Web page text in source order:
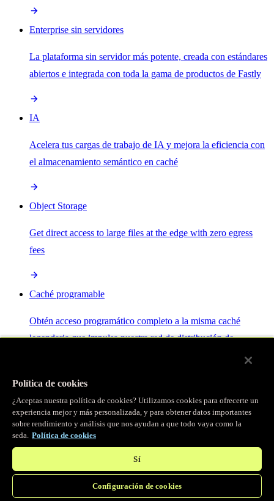
Enterprise sin servidores
La plataforma sin servidor más potente, creada con estándares
abiertos e integrada con toda la gama de productos de Fastly
IA
Acelera tus cargas de trabajo de IA y mejora la eficiencia con
el almacenamiento semántico en caché
Object Storage
Get direct access to large files at the edge with zero egress
fees
Caché programable
Obtén acceso programático completo a la misma caché
legendaria que impulsa nuestra red de distribución de
Servidor MCP
Control por IA para tus servicios Fastly.
Política de cookies
¿Aceptas nuestra política de cookies? Utilizamos cookies para ofrecerte un
experiencia mejor y más personalizada, y para obtener datos importantes
sobre rendimiento y análisis que nos ayudan a que todo vaya como la
seda. Política de cookies
Sí
Configuración de cookies